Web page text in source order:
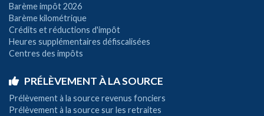
Barème impôt 2026
Barème kilométrique
Crédits et réductions d'impôt
Heures supplémentaires défiscalisées
Centres des impôts
PRÉLÈVEMENT À LA SOURCE
Prélèvement à la source revenus fonciers
Prélèvement à la source sur les retraites